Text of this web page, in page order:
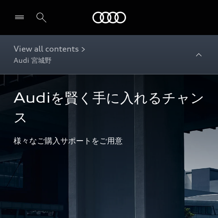
View all contents >
Audi 宮城野
Audiを賢く手に入れるチャン
ス
様々なご購入サポートをご用意